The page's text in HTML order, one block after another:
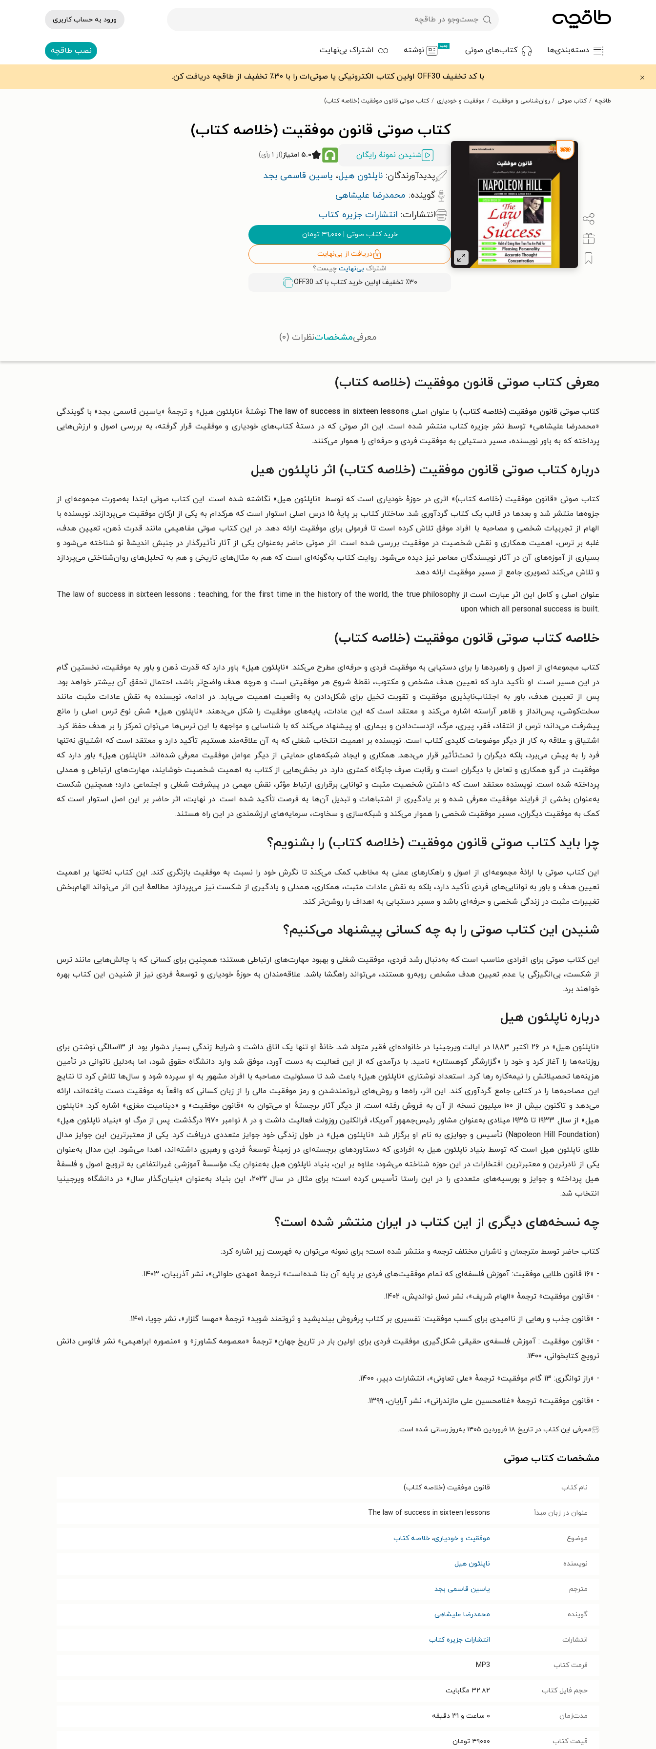
ورود به حساب کاربری
دسته‌بندی‌ها کتاب‌های صوتی جدید نوشته اشتراک بی‌نهایت نصب طاقچه
با کد تخفیف OFF30 اولین کتاب الکترونیکی یا صوتی‌ات را با ۳۰٪ تخفیف از طاقچه دریافت کن.
طاقچه کتاب صوتی روان‌شناسی و موفقیت موفقیت و خودیاری کتاب صوتی قانون موفقیت (خلاصه کتاب)
کتاب صوتی قانون موفقیت (خلاصه کتاب)
شنیدن نمونۀ رایگان ۵.۰ امتیاز (از ۱ رأی)
پدیدآورندگان: ناپلئون هيل، یاسین قاسمی بجد
گوینده: محمدرضا علیشاهی
انتشارات: انتشارات جزیره کتاب
خرید کتاب صوتی | ۴۹,۰۰۰ تومان
دریافت از بی‌نهایت
اشتراک بی‌نهایت چیست؟
٪۳۰ تخفیف اولین خرید کتاب با کد
OFF30
معرفیمشخصاتنظرات (۰)
معرفی کتاب صوتی قانون موفقیت (خلاصه کتاب)
کتاب صوتی قانون موفقیت (خلاصه کتاب) با عنوان اصلی The law of success in sixteen lessons نوشتهٔ «ناپلئون هیل» و ترجمهٔ «یاسین قاسمی بجد» با گویندگی
«محمدرضا علیشاهی» توسط نشر جزیره کتاب منتشر شده است. این اثر صوتی که در دستهٔ کتاب‌های خودیاری و موفقیت قرار گرفته، به بررسی اصول و ارزش‌هایی
پرداخته که به باور نویسنده، مسیر دستیابی به موفقیت فردی و حرفه‌ای را هموار می‌کنند.
درباره کتاب صوتی قانون موفقیت (خلاصه کتاب) اثر ناپلئون هیل
کتاب صوتی «قانون موفقیت (خلاصه کتاب)» اثری در حوزهٔ خودیاری است که توسط «ناپلئون هیل» نگاشته شده است. این کتاب صوتی ابتدا به‌صورت مجموعه‌ای از
جزوه‌ها منتشر شد و بعدها در قالب یک کتاب گردآوری شد. ساختار کتاب بر پایهٔ ۱۵ درس اصلی استوار است که هرکدام به یکی از ارکان موفقیت می‌پردازند. نویسنده با
الهام از تجربیات شخصی و مصاحبه با افراد موفق تلاش کرده است تا فرمولی برای موفقیت ارائه دهد. در این کتاب صوتی مفاهیمی مانند قدرت ذهن، تعیین هدف،
غلبه بر ترس، اهمیت همکاری و نقش شخصیت در موفقیت بررسی شده است. اثر صوتی حاضر به‌عنوان یکی از آثار تأثیرگذار در جنبش اندیشهٔ نو شناخته می‌شود و
بسیاری از آموزه‌های آن در آثار نویسندگان معاصر نیز دیده می‌شود. روایت کتاب به‌گونه‌ای است که هم به مثال‌های تاریخی و هم به تحلیل‌های روان‌شناختی می‌پردازد
و تلاش می‌کند تصویری جامع از مسیر موفقیت ارائه دهد.
عنوان اصلی و کامل این اثر عبارت است از ‌‫The law of success in sixteen lessons : teaching, for the first time in the history of ‭‮‬the world, the true philosophy
upon which all personal success is built.
خلاصه کتاب صوتی قانون موفقیت (خلاصه کتاب)
کتاب مجموعه‌ای از اصول و راهبردها را برای دستیابی به موفقیت فردی و حرفه‌ای مطرح می‌کند. «ناپلئون هیل» باور دارد که قدرت ذهن و باور به موفقیت، نخستین گام
در این مسیر است. او تأکید دارد که تعیین هدف مشخص و مکتوب، نقطهٔ شروع هر موفقیتی است و هرچه هدف واضح‌تر باشد، احتمال تحقق آن بیشتر خواهد بود.
پس از تعیین هدف، باور به اجتناب‌ناپذیری موفقیت و تقویت تخیل برای شکل‌دادن به واقعیت اهمیت می‌یابد. در ادامه، نویسنده به نقش عادات مثبت مانند
سخت‌کوشی، پس‌انداز و ظاهر آراسته اشاره می‌کند و معتقد است که این عادات، پایه‌های موفقیت را شکل می‌دهند. «ناپلئون هیل» شش نوع ترس اصلی را مانع
پیشرفت می‌داند؛ ترس از انتقاد، فقر، پیری، مرگ، ازدست‌دادن و بیماری. او پیشنهاد می‌کند که با شناسایی و مواجهه با این ترس‌ها می‌توان تمرکز را بر هدف حفظ کرد.
اشتیاق و علاقه به کار از دیگر موضوعات کلیدی کتاب است. نویسنده بر اهمیت انتخاب شغلی که به آن علاقه‌مند هستیم تأکید دارد و معتقد است که اشتیاق نه‌تنها
فرد را به پیش می‌برد، بلکه دیگران را تحت‌تأثیر قرار می‌دهد. همکاری و ایجاد شبکه‌های حمایتی از دیگر عوامل موفقیت معرفی شده‌اند. «ناپلئون هیل» باور دارد که
موفقیت در گرو همکاری و تعامل با دیگران است و رقابت صرف جایگاه کمتری دارد. در بخش‌هایی از کتاب به اهمیت شخصیت خوشایند، مهارت‌های ارتباطی و همدلی
پرداخته شده است. نویسنده معتقد است که داشتن شخصیت مثبت و توانایی برقراری ارتباط مؤثر، نقش مهمی در پیشرفت شغلی و اجتماعی دارد؛ همچنین شکست
به‌عنوان بخشی از فرایند موفقیت معرفی شده و بر یادگیری از اشتباهات و تبدیل آن‌ها به فرصت تأکید شده است. در نهایت، اثر حاضر بر این اصل استوار است که
کمک به موفقیت دیگران، مسیر موفقیت شخصی را هموار می‌کند و شبکه‌سازی و سخاوت، سرمایه‌های ارزشمندی در این راه هستند.
چرا باید کتاب صوتی قانون موفقیت (خلاصه کتاب) را بشنویم؟
این کتاب صوتی با ارائهٔ مجموعه‌ای از اصول و راهکارهای عملی به مخاطب کمک می‌کند تا نگرش خود را نسبت به موفقیت بازنگری کند. این کتاب نه‌تنها بر اهمیت
تعیین هدف و باور به توانایی‌های فردی تأکید دارد، بلکه به نقش عادات مثبت، همکاری، همدلی و یادگیری از شکست نیز می‌پردازد. مطالعهٔ این اثر می‌تواند الهام‌بخش
تغییرات مثبت در زندگی شخصی و حرفه‌ای باشد و مسیر دستیابی به اهداف را روشن‌تر کند.
شنیدن این کتاب صوتی را به چه کسانی پیشنهاد می‌کنیم؟
این کتاب صوتی برای افرادی مناسب است که به‌دنبال رشد فردی، موفقیت شغلی و بهبود مهارت‌های ارتباطی هستند؛ همچنین برای کسانی که با چالش‌هایی مانند ترس
از شکست، بی‌انگیزگی یا عدم تعیین هدف مشخص روبه‌رو هستند، می‌تواند راهگشا باشد. علاقه‌مندان به حوزهٔ خودیاری و توسعهٔ فردی نیز از شنیدن این کتاب بهره
خواهند برد.
درباره ناپلئون هیل
«ناپلئون هیل» در ۲۶ اکتبر ۱۸۸۳ در ایالت ویرجینیا در خانواده‌ای فقیر متولد شد. خانهٔ او تنها یک اتاق داشت و شرایط زندگی بسیار دشوار بود. از ۱۳سالگی نوشتن برای
روزنامه‌ها را آغاز کرد و خود را «گزارشگر کوهستان» نامید. با درآمدی که از این فعالیت به دست آورد، موفق شد وارد دانشگاه حقوق شود، اما به‌دلیل ناتوانی در تأمین
هزینه‌ها تحصیلاتش را نیمه‌کاره رها کرد. استعداد نوشتاری «ناپلئون هیل» باعث شد تا مسئولیت مصاحبه با افراد مشهور به او سپرده شود و سال‌ها تلاش کرد تا نتایج
این مصاحبه‌ها را در کتابی جامع گردآوری کند. این اثر، راه‌ها و روش‌های ثروتمندشدن و رمز موفقیت مالی را از زبان کسانی که واقعاً به موفقیت دست یافته‌اند، ارائه
می‌دهد و تاکنون بیش از ۱۰۰ میلیون نسخه از آن به فروش رفته است. از دیگر آثار برجستهٔ او می‌توان به «قانون موفقیت» و «دینامیت مغزی» اشاره کرد. «ناپلئون
هیل» از سال ۱۹۳۳ تا ۱۹۳۵ میلادی به‌عنوان مشاور رئیس‌جمهور آمریکا، فرانکلین روزولت فعالیت داشت و در ۸ نوامبر ۱۹۷۰ درگذشت. پس از مرگ او «بنیاد ناپلئون هیل»
(Napoleon Hill Foundation) تأسیس و جوایزی به نام او برگزار شد.
«ناپلئون هیل» در طول زندگی خود جوایز متعددی دریافت کرد. یکی از معتبرترین این جوایز مدال
طلای ناپلئون هیل است که توسط بنیاد ناپلئون هیل به افرادی که دستاوردهای برجسته‌ای در زمینهٔ توسعهٔ فردی و رهبری داشته‌اند، اهدا می‌شود. این مدال به‌عنوان
یکی از نادرترین و معتبرترین افتخارات در این حوزه شناخته می‌شود؛ علاوه بر این، بنیاد ناپلئون هیل به‌عنوان یک مؤسسهٔ آموزشی غیرانتفاعی به ترویج اصول و فلسفهٔ
هیل پرداخته و جوایز و بورسیه‌های متعددی را در این راستا تأسیس کرده است؛ برای مثال در سال ۲۰۲۲، این بنیاد به‌عنوان «بنیان‌گذار سال» در دانشگاه ویرجینیا
انتخاب شد.
چه نسخه‌های دیگری از این کتاب در ایران منتشر شده است؟
کتاب حاضر توسط مترجمان و ناشران مختلف ترجمه و منتشر شده است؛ برای نمونه می‌توان به فهرست زیر اشاره کرد:
- «۱۶ قانون طلایی موفقیت: آموزش فلسفه‌ای که تمام موفقیت‌های فردی بر پایه آن بنا شده‌است» ترجمهٔ «مهدی حلوائی»، نشر آذربیان‌‫، ۱۴۰۳.‬
- «قانون موفقیت» ترجمهٔ «الهام شریف»، نشر نسل نواندیش، ‌‫۱۴۰۲.‬
- «قانون جذب و رهایی از ناامیدی برای کسب موفقیت: تفسیری بر کتاب پرفروش بیندیشید و ثروتمند شوید» ترجمهٔ «مهسا گلزار»، نشر جویا‌‫، ۱۴۰۱.‬
- «قانون موفقیت : آموزش فلسفه‌ی حقیقی شکل‌گیری موفقیت فردی برای اولین بار در تاریخ جهان» ترجمهٔ «معصومه کشاورز» و «منصوره ابراهیمی» نشر فانوس دانش
ترویجکتابخوانی‌‫، ۱۴۰۰.‬
- «راز توانگری: ۱۳ گام موفقیت» ترجمهٔ «علی تعاونی»، انتشارات دبیر، ‌‫‬‌۱۴۰۰.
- «قانون موفقیت» ترجمهٔ «غلامحسین علی مازندرانی»، نشر آرایان‌‫، ‌‫۱۳۹۹.‬‬
معرفی این کتاب در تاریخ ۱۸ فروردین ۱۴۰۵ به‌روزرسانی شده است.
مشخصات کتاب صوتی
نام کتاب قانون موفقیت (خلاصه کتاب)
عنوان در زبان مبدأ The law of success in sixteen lessons
موضوع موفقیت و خودیاری، خلاصه کتاب
نویسنده ناپلئون هيل
مترجم یاسین قاسمی بجد
گوینده محمدرضا علیشاهی
انتشارات انتشارات جزیره کتاب
فرمت کتاب MP3
حجم فایل کتاب ۳۲.۸۲ مگابایت
مدت‌زمان ۰ ساعت و ۳۱ دقیقه
قیمت کتاب ۴۹۰۰۰ تومان